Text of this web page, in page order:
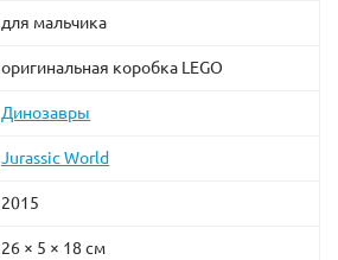
для мальчика
оригинальная коробка LEGO
Динозавры
Jurassic World
2015
26 × 5 × 18 см